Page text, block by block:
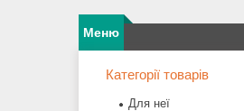
Категорії товарів
Для неї